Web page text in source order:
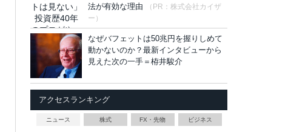
法が有効な理由
（PR：株式会社カイザ
ー）
なぜバフェットは50兆円を握りしめて
動かないのか？最新インタビューから
見えた次の一手＝栫井駿介
アクセスランキング
ニュース 株式 FX・先物 ビジネス